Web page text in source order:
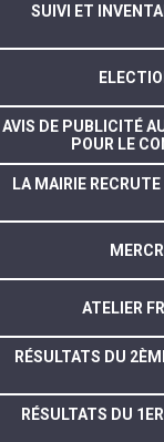
SUIVI ET
AVIS DE PUBLICITÉ
POUR LE
LA MAIRIE
ATELIER
RÉSULTATS DU
RÉSULTATS DU